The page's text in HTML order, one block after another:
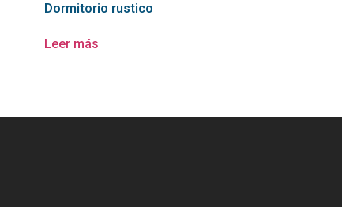
Dormitorio rustico
Leer más